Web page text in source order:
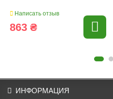
Написать отзыв
863 ₴
ИНФОРМАЦИЯ